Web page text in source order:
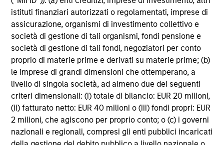
istituti finanziari autorizzati o regolamentati, imprese di
assicurazione, organismi di investimento collettivo e
società di gestione di tali organismi, fondi pensione e
società di gestione di tali fondi, negoziatori per conto
proprio di materie prime e derivati su materie prime; (b)
le imprese di grandi dimensioni che ottemperano, a
livello di singola società, ad almeno due dei seguenti
criteri dimensionali: (i) totale di bilancio: EUR 20 milioni,
(ii) fatturato netto: EUR 40 milioni o (iii) fondi propri: EUR
2 milioni, che agiscono per proprio conto; o (c) i governi
nazionali e regionali, compresi gli enti pubblici incaricati
Più alta è la categoria (1-7), maggiore è il potenziale di
rendimento, ma anche il rischio di perdere l’investimento.
La categoria 1 non indica un investimento privo di rischio. Si
rimanda al Documento contenente informazioni chiave per
gli investitori (KIID), nella sezione Risorse, per il rating di
rischio specifico per le classi di azioni e le avvertenze.
Il Morningstar Rating™,o “star rating” viene calcolato per i
prodotti gestiti (inclusi fondi comuni, sottoconti di rendite
variabili e polizze vita variabili, exchange-traded fund, fondi
chiusi e conti separati) con uno storico minimo di tre anni.
Gli exchange-traded fund e i fondi comuni aperti sono
considerati come un’unica categoria a fini comparativi. Il
rating viene calcolato sulla base di una misura del